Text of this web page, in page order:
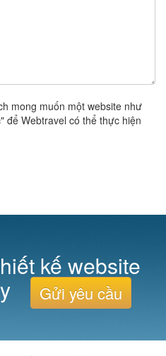
mong muốn một website như
để Webtravel có thể thực hiện
kế website
Gửi yêu cầu